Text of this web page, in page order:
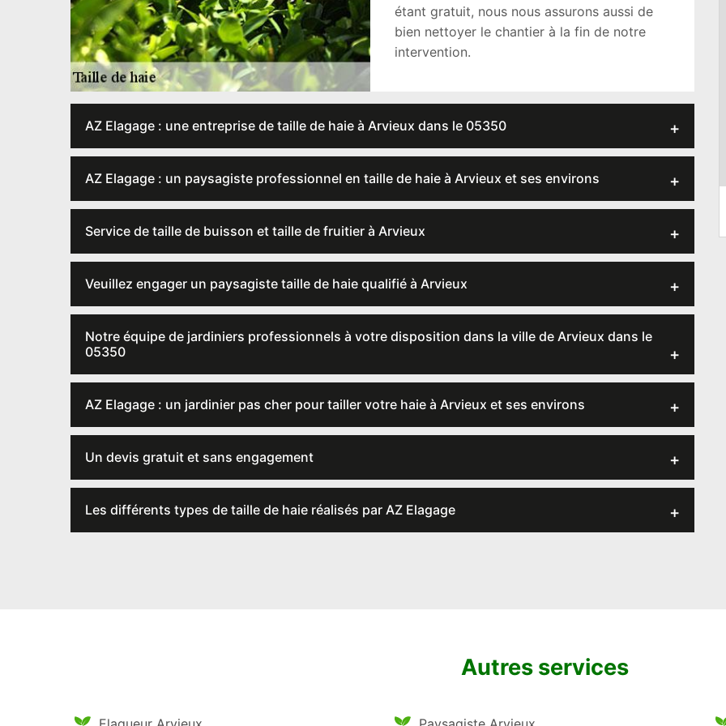
étant gratuit, nous nous assurons aussi de
bien nettoyer le chantier à la fin de notre
intervention.
AZ Elagage : une entreprise de taille de haie à Arvieux dans le 05350
AZ Elagage : un paysagiste professionnel en taille de haie à Arvieux et ses environs
Service de taille de buisson et taille de fruitier à Arvieux
Veuillez engager un paysagiste taille de haie qualifié à Arvieux
Notre équipe de jardiniers professionnels à votre disposition dans la ville de Arvieux dans le
05350
AZ Elagage : un jardinier pas cher pour tailler votre haie à Arvieux et ses environs
Un devis gratuit et sans engagement
Les différents types de taille de haie réalisés par AZ Elagage
Autres services